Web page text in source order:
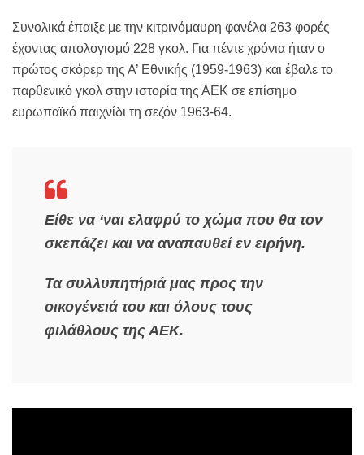
Συνολικά έπαιξε με την κιτρινόμαυρη φανέλα 263 φορές
έχοντας απολογισμό 228 γκολ. Για πέντε χρόνια ήταν ο
πρώτος σκόρερ της Α’ Εθνικής (1959-1963) και έβαλε το
παρθενικό γκολ στην ιστορία της ΑΕΚ σε επίσημο
ευρωπαϊκό παιχνίδι τη σεζόν 1963-64.
Είθε να ‘ναι ελαφρύ το χώμα που θα τον
σκεπάζει και να αναπαυθεί εν ειρήνη.
Τα συλλυπητήριά μας προς την
οικογένειά του και όλους τους
φιλάθλους της ΑΕΚ.